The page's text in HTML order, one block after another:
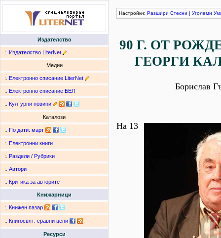
Издателство
:. Издателство LiterNet
Медии
:. Електронно списание LiterNet
:. Електронно списание БЕЛ
:. Културни новини
Каталози
:. По дати: март
:. Електронни книги
:. Раздели / Рубрики
:. Автори
:. Критика за авторите
Книжарници
:. Книжен пазар
:. Книгосвят: сравни цени
Ресурси
Настройки: Разшири Стесни | Уголеми
90 Г. ОТ
ГЕОРГИ
Борислав
На 13